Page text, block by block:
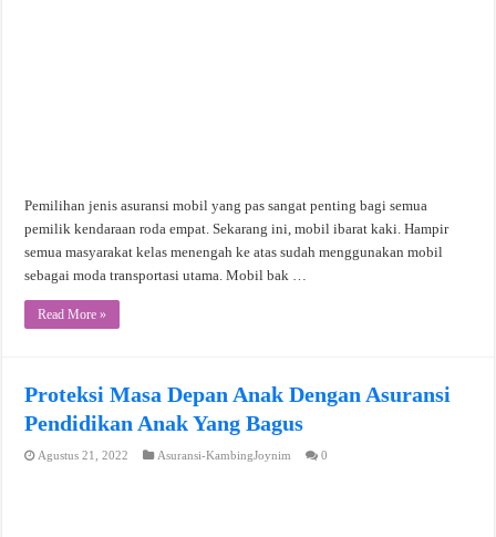
Pemilihan jenis asuransi mobil yang pas sangat penting bagi semua
pemilik kendaraan roda empat. Sekarang ini, mobil ibarat kaki. Hampir
semua masyarakat kelas menengah ke atas sudah menggunakan mobil
sebagai moda transportasi utama. Mobil bak …
Read More »
Proteksi Masa Depan Anak Dengan Asuransi
Pendidikan Anak Yang Bagus
Agustus 21, 2022 Asuransi-KambingJoynim 0